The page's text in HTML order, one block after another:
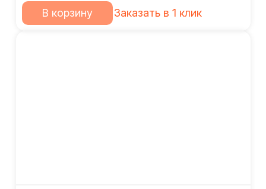
В корзину Заказать в 1 клик